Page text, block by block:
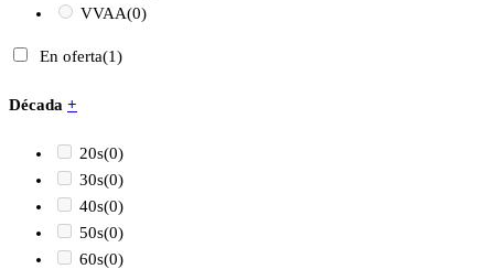
VVAA(0)
En oferta(1)
Década +
20s(0)
30s(0)
40s(0)
50s(0)
60s(0)